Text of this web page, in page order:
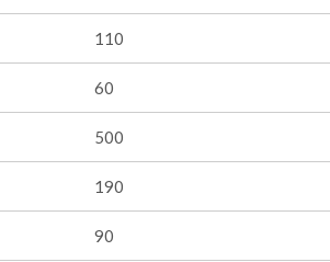
110
60
500
190
90